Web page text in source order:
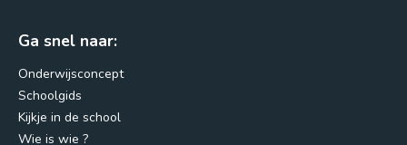
Ga snel naar:
Onderwijsconcept
Schoolgids
Kijkje in de school
Wie is wie ?